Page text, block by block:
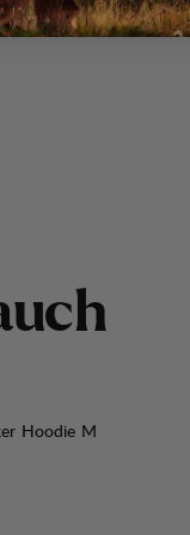
uch
Hoodie M